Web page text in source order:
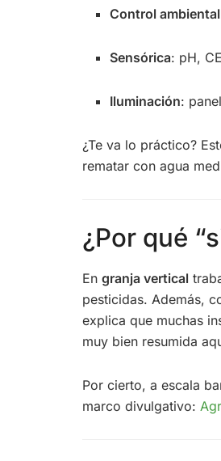
Control ambiental
Sensórica: pH,
Iluminación:
¿Te va lo práctico?
rematar con agua
¿Por qué
En granja vertical
pesticidas. Además,
explica que muchas
muy bien resumida
Por cierto, a escala
marco divulgativo: